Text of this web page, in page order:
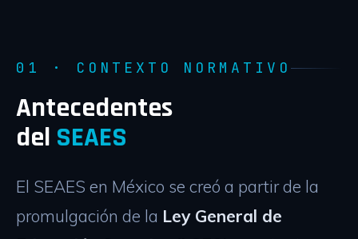
01 · CONTEXTO NORMATIVO
Antecedentes
del SEAES
El SEAES en México se creó a partir de la
promulgación de la Ley General de